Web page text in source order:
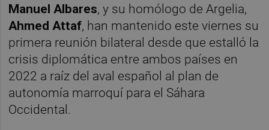
Manuel Albares, y su homólogo de Argelia,
Ahmed Attaf, han mantenido este viernes su
primera reunión bilateral desde que estalló la
crisis diplomática entre ambos países en
2022 a raíz del aval español al plan de
autonomía marroquí para el Sáhara
Occidental.